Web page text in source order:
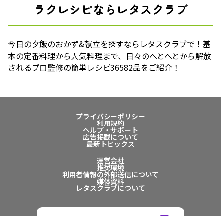
ラクレシピならレタスクラブ
今日の夕飯のおかず&献立を探すならレタスクラブで！基
本の定番料理から人気料理まで、日々のへとへとから解放
されるプロ監修の簡単レシピ36582品をご紹介！
プライバシーポリシー
利用規約
ヘルプ・サポート
広告掲載について
最新トピックス
運営会社
推奨環境
利用者情報の外部送信について
媒体資料
レタスクラブについて